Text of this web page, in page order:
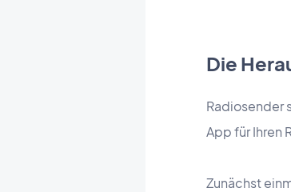
Die
Radiosender
App für Ihren
Zunächst